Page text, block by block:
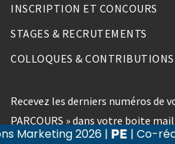
| | Co-rédacteur·trice en
INSCRIPTION ET CONCOURS
STAGES & RECRUTEMENTS
COLLOQUES &
Recevez les derniers numéros de
PARCOURS » dans votre boite mail